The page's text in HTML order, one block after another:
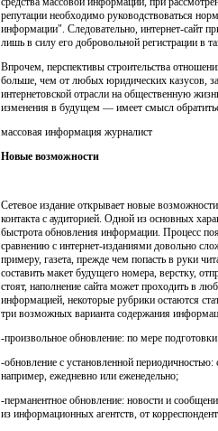
репутации необходимо руководствоваться
информации". Следовательно, интернет-сайт
лишь в силу его добровольной регистрации в
Впрочем, перспективы строительства
больше, чем от любых юридических казусов,
интернетовской отрасли на общественную
изменения в будущем — имеет смысл
массовая информация журналист
Новые возможности
Сетевое издание открывает новые
контакта с аудиторией. Одной из основных
быстрота обновления информации. Процесс
сравнению с интернет-изданиями довольно
примеру, газета, прежде чем попасть в руки
составить макет будущего номера, верстку,
стоят, наполнение сайта может проходить в
информацией, некоторые рубрики остаются
три возможных варианта содержания
-произвольное обновление: по мере
-обновление с установленной
например, ежедневно или еженедельно;
-перманентное обновление: новости и
из информационных агентств, от